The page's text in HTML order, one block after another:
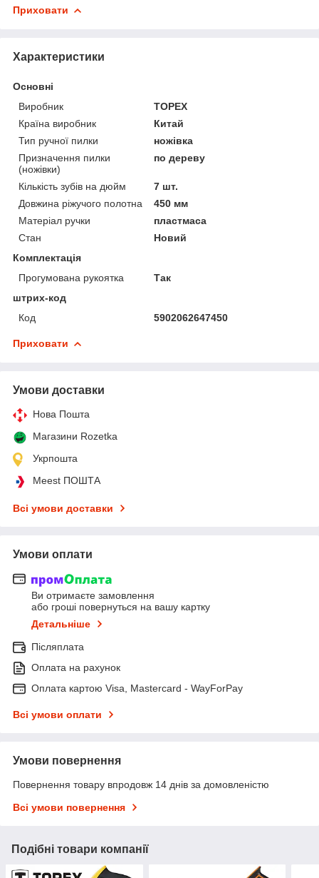
Приховати
Характеристики
Основні
Виробник
TOPEX
Країна виробник
Китай
Тип ручної пилки
ножівка
Призначення пилки
(ножівки)
по дереву
Кількість зубів на дюйм
7 шт.
Довжина ріжучого полотна
450 мм
Матеріал ручки
пластмаса
Стан
Новий
Комплектація
Прогумована рукоятка
Так
штрих-код
Код
5902062647450
Приховати
Умови доставки
Нова Пошта
Магазини Rozetka
Укрпошта
Meest ПОШТА
Всі умови доставки
Умови оплати
Ви отримаєте замовлення
або гроші повернуться на вашу картку
Детальніше
Післяплата
Оплата на рахунок
Оплата картою Visa, Mastercard - WayForPay
Всі умови оплати
Умови повернення
Повернення товару впродовж 14 днів за домовленістю
Всі умови повернення
Подібні товари компанії